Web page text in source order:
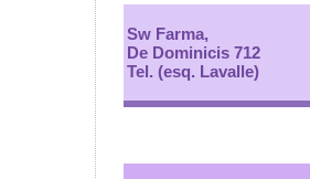
Sw Farma,
De Dominicis 712
Tel. (esq. Lavalle)